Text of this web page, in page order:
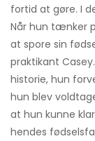
fortid at gøre. I
Når hun tænker
at spore sin
praktikant
historie, hun
hun blev
at hun kunne
hendes